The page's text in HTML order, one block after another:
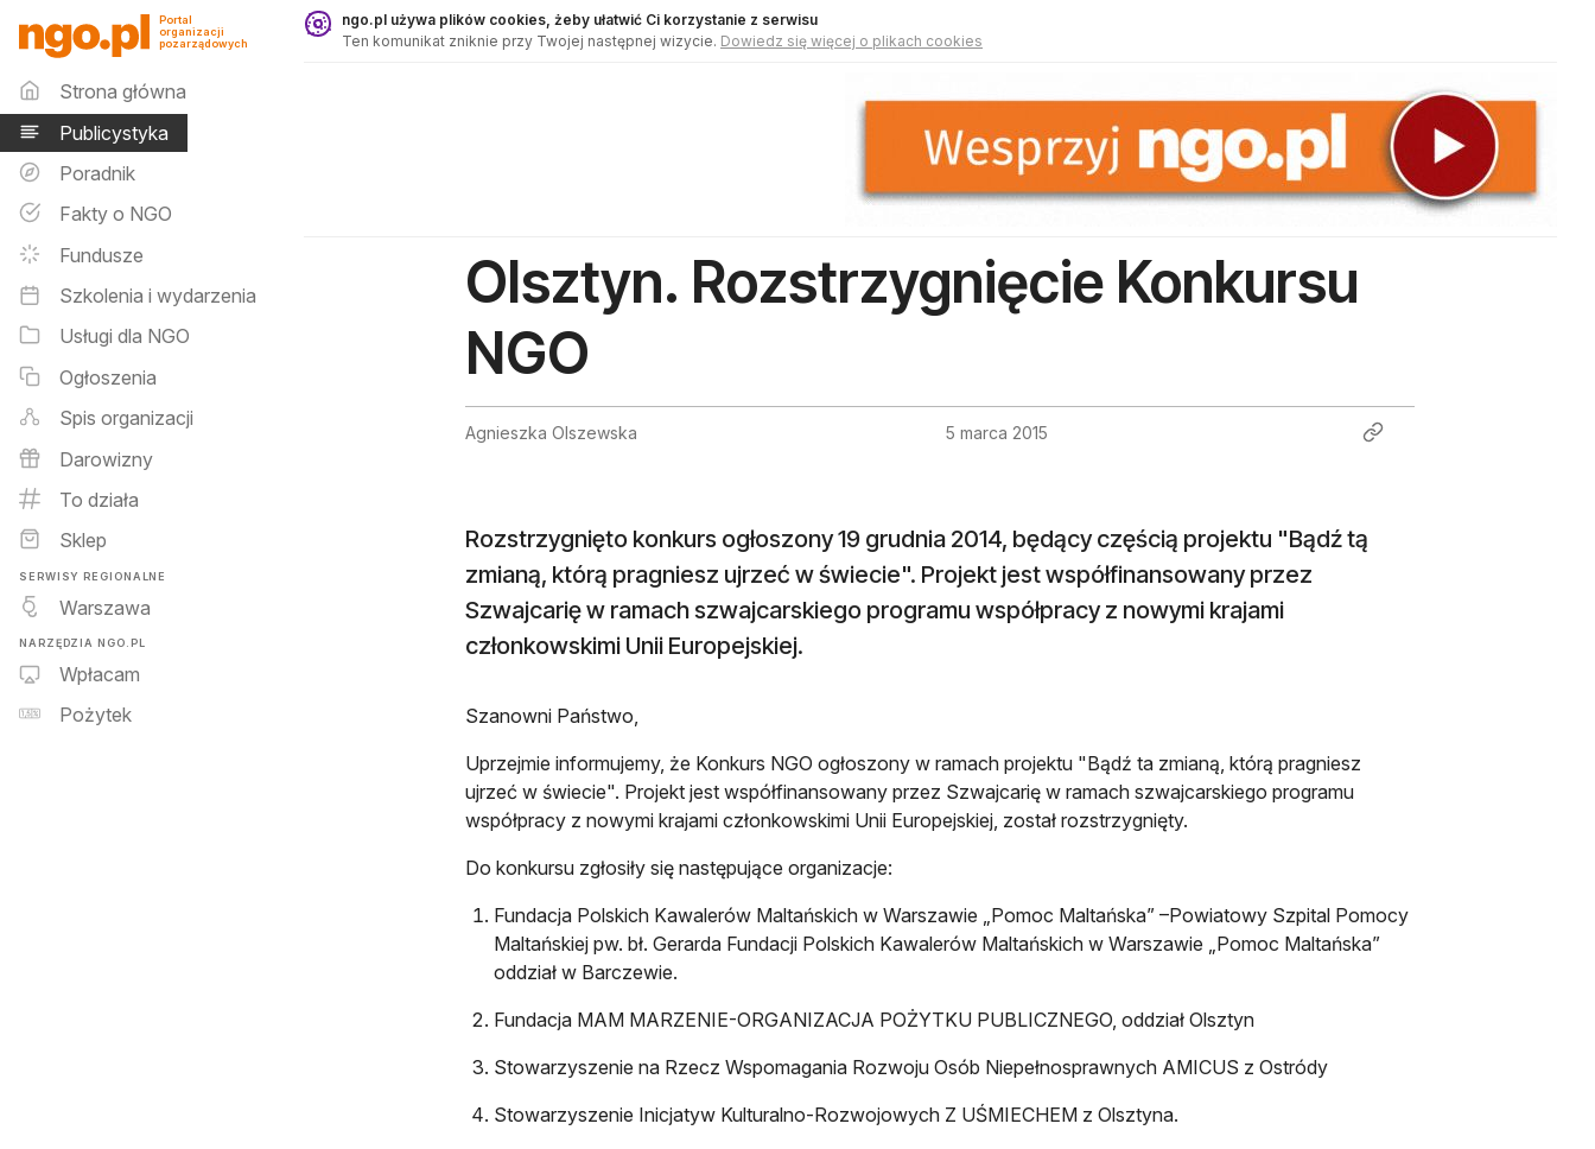
Publicystyka - ngo.pl
Portal
organizacji
pozarządowych
Menu główne
Strona główna
Publicystyka
Poradnik
Fakty o NGO
Fundusze
Szkolenia i wydarzenia
Usługi dla NGO
Ogłoszenia
Spis organizacji
Darowizny
To działa
Sklep
SERWISY REGIONALNE
Warszawa
NARZĘDZIA NGO.PL
Wpłacam
Pożytek
ngo.pl używa plików cookies, żeby ułatwić Ci korzystanie z serwisu
Ten komunikat zniknie przy Twojej następnej wizycie. Dowiedz się więcej o plikach cookies
Olsztyn. Rozstrzygnięcie Konkursu
NGO
Agnieszka Olszewska 5 marca 2015
Rozstrzygnięto konkurs ogłoszony 19 grudnia 2014, będący częścią projektu "Bądź tą
zmianą, którą pragniesz ujrzeć w świecie". Projekt jest współfinansowany przez
Szwajcarię w ramach szwajcarskiego programu współpracy z nowymi krajami
członkowskimi Unii Europejskiej.
Szanowni Państwo,
Uprzejmie informujemy, że Konkurs NGO ogłoszony w ramach projektu "Bądź ta zmianą, którą pragniesz
ujrzeć w świecie". Projekt jest współfinansowany przez Szwajcarię w ramach szwajcarskiego programu
współpracy z nowymi krajami członkowskimi Unii Europejskiej, został rozstrzygnięty.
Do konkursu zgłosiły się następujące organizacje:
Fundacja Polskich Kawalerów Maltańskich w Warszawie „Pomoc Maltańska” –Powiatowy Szpital Pomocy
Maltańskiej pw. bł. Gerarda Fundacji Polskich Kawalerów Maltańskich w Warszawie „Pomoc Maltańska”
oddział w Barczewie.
Fundacja MAM MARZENIE-ORGANIZACJA POŻYTKU PUBLICZNEGO, oddział Olsztyn
Stowarzyszenie na Rzecz Wspomagania Rozwoju Osób Niepełnosprawnych AMICUS z Ostródy
Stowarzyszenie Inicjatyw Kulturalno-Rozwojowych Z UŚMIECHEM z Olsztyna.